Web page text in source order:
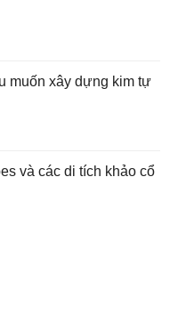
muốn xây dựng kim tự
và các di tích khảo cổ